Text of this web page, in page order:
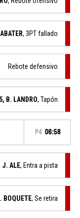
, 3PT fallado
Rebote defensivo
B. LANDRO, Tapón
P4 06:58
J. ALE, Entra a pista
BOQUETE, Se retira